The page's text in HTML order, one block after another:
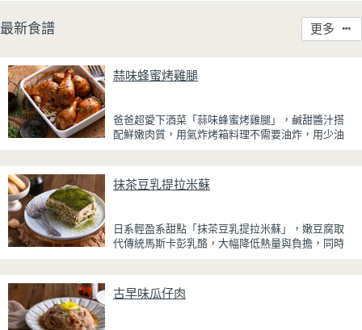
最新食譜 更多
蒜味蜂蜜烤雞腿
爸爸超愛下酒菜「蒜味蜂蜜烤雞腿」，鹹甜醬汁搭
配鮮嫩肉質，用氣炸烤箱料理不需要油炸，用少油
入氣炸烤箱烘烤，免油炸也能烤出外皮金黃微酥、
配冰涼啤酒更是絕配！無論是父親節、聚會或宵夜
時光，在家就能輕鬆端出美味下酒菜。
抹茶豆乳提拉米蘇
日系輕盈系甜點「抹茶豆乳提拉米蘇」，嫩豆腐取
代傳統馬斯卡彭乳酪，大幅降低熱量與負擔，同時
厚重，搭配帶微苦茶香的抹茶與香氣濃郁的黃豆
粉，甜而不膩，層次更加豐富。
古早味瓜仔肉